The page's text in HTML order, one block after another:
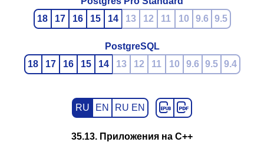
18
17 16 15 14 13 12 11 10 9.6 9.5
PostgreSQL
18
17 16 15 14 13 12 11 10 9.6 9.5 9.4
RU EN RU EN
35.13. Приложения на C++